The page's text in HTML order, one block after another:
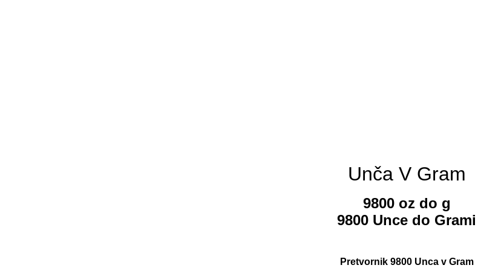
Unča V Gram
9800 oz do g
9800 Unce do Grami
Pretvornik 9800 Unca v Gram